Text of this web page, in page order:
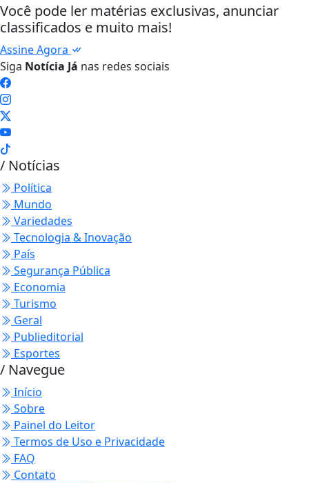
Você pode ler matérias exclusivas, anunciar
classificados e muito mais!
Assine Agora
Siga Notícia Já nas redes sociais
/ Notícias
Política
Mundo
Variedades
Tecnologia & Inovação
País
Segurança Pública
Economia
Turismo
Geral
Publieditorial
Esportes
/ Navegue
Início
Sobre
Painel do Leitor
Termos de Uso e Privacidade
FAQ
Contato